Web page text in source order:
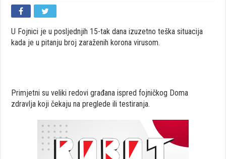
U Fojnici je u posljednjih 15-tak dana izuzetno teška situacija
kada je u pitanju broj zaraženih korona virusom.
Primjetni su veliki redovi građana ispred fojničkog Doma
zdravlja koji čekaju na preglede ili testiranja.